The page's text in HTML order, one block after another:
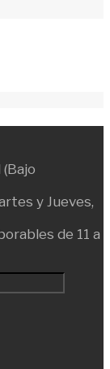
y Jueves,
de 11 a